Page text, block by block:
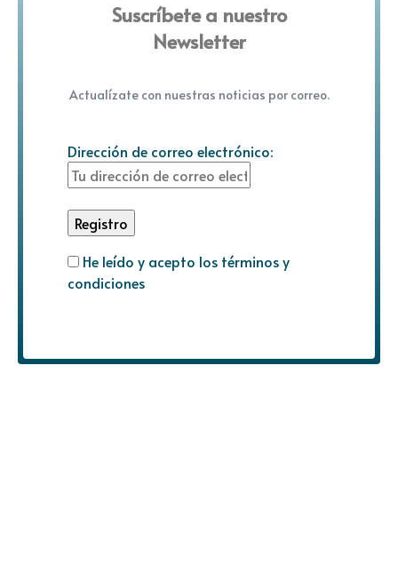
Suscríbete a nuestro
Newsletter
Actualízate con nuestras noticias por correo.
Dirección de correo electrónico:
He leído y acepto los términos y
condiciones